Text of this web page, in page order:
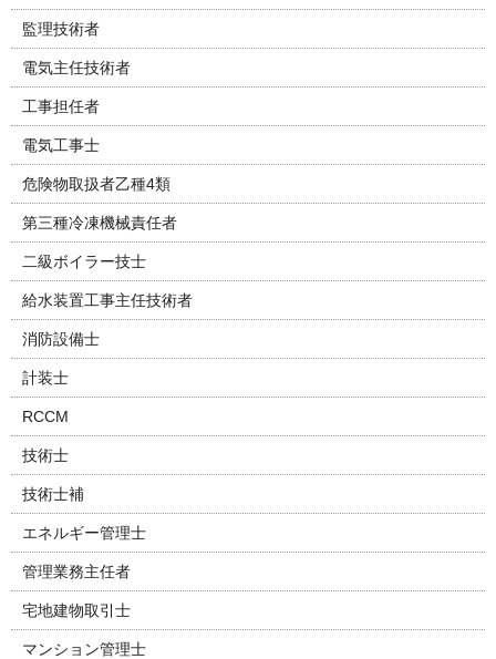
監理技術者
電気主任技術者
工事担任者
電気工事士
危険物取扱者乙種4類
第三種冷凍機械責任者
二級ボイラー技士
給水装置工事主任技術者
消防設備士
計装士
RCCM
技術士
技術士補
エネルギー管理士
管理業務主任者
宅地建物取引士
マンション管理士